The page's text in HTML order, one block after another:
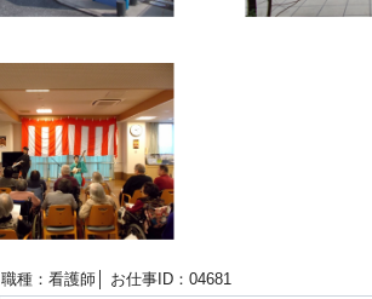
職種：看護師│ お仕事ID：04681